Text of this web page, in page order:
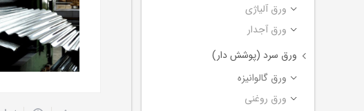
ورق آلیاژی
ورق آجدار
ورق سرد (پوشش دار)
ورق گالوانیزه
ورق روغنی